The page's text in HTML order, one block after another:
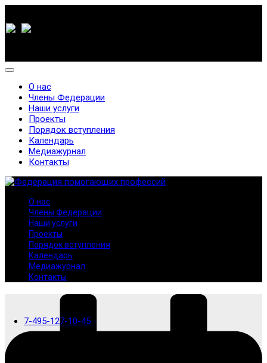
7-495-127-10-45
О нас
Члены Федерации
Наши услуги
Проекты
Порядок вступления
Календарь
Медиажурнал
Контакты
О нас
Члены Федерации
Наши услуги
Проекты
Порядок вступления
Календарь
Медиажурнал
Контакты